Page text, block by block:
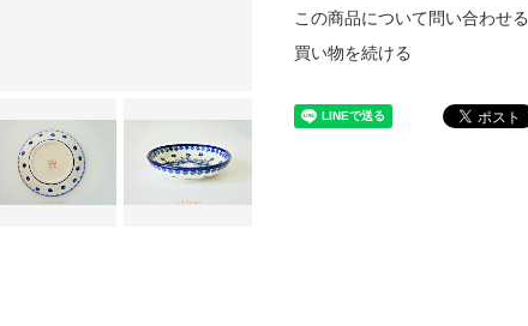
この商品について問い合わせる
買い物を続ける